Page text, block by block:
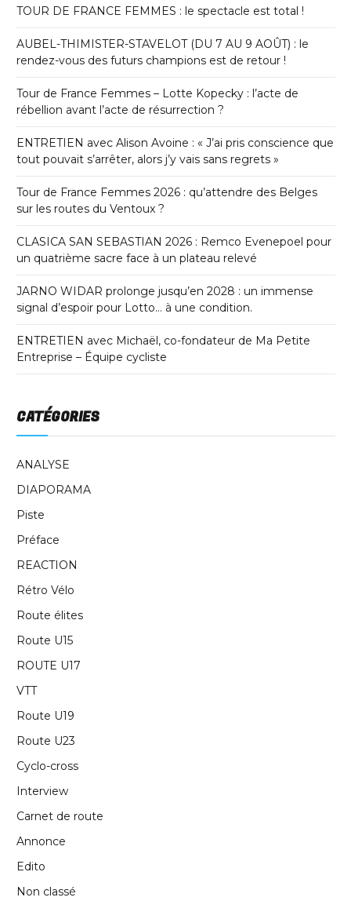
TOUR DE FRANCE FEMMES : le spectacle est total !
AUBEL-THIMISTER-STAVELOT (DU 7 AU 9 AOÛT) : le
rendez-vous des futurs champions est de retour !
Tour de France Femmes – Lotte Kopecky : l’acte de
rébellion avant l’acte de résurrection ?
ENTRETIEN avec Alison Avoine : « J’ai pris conscience que
tout pouvait s’arrêter, alors j’y vais sans regrets »
Tour de France Femmes 2026 : qu’attendre des Belges
sur les routes du Ventoux ?
CLASICA SAN SEBASTIAN 2026 : Remco Evenepoel pour
un quatrième sacre face à un plateau relevé
JARNO WIDAR prolonge jusqu’en 2028 : un immense
signal d’espoir pour Lotto… à une condition.
ENTRETIEN avec Michaël, co-fondateur de Ma Petite
Entreprise – Équipe cycliste
CATÉGORIES
ANALYSE
DIAPORAMA
Piste
Préface
REACTION
Rétro Vélo
Route élites
Route U15
ROUTE U17
VTT
Route U19
Route U23
Cyclo-cross
Interview
Carnet de route
Annonce
Edito
Non classé